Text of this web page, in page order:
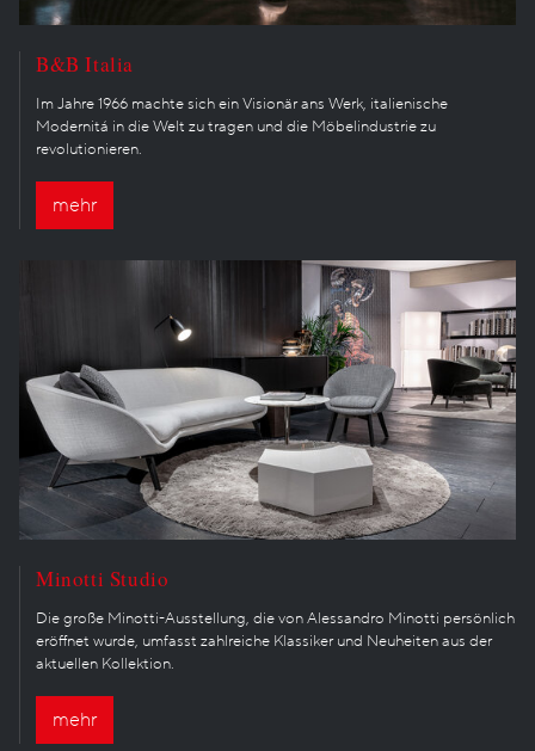
B&B Italia
Im Jahre 1966 machte sich ein Visionär ans Werk, italienische
Modernitá in die Welt zu tragen und die Möbelindustrie zu
revolutionieren.
mehr
Minotti Studio
Die große Minotti-Ausstellung, die von Alessandro Minotti persönlich
eröffnet wurde, umfasst zahlreiche Klassiker und Neuheiten aus der
aktuellen Kollektion.
mehr